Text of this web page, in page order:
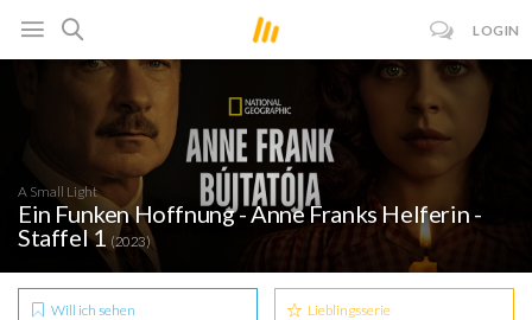
LOGIN
A Small Light
Ein Funken Hoffnung - Anne Franks Helferin -
Staffel 1 (2023)
Will ich sehen Lieblingsserie